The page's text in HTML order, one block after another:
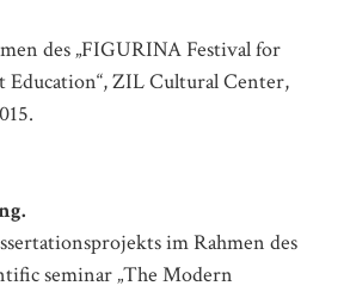
des „FIGURINA Festival for
ZIL Cultural Center,
im Rahmen des
seminar „The Modern